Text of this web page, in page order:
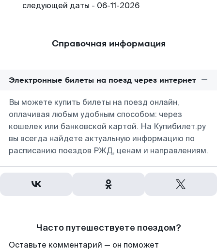
следующей даты - 06-11-2026
Справочная информация
Электронные билеты на поезд через интернет
Вы можете купить билеты на поезд онлайн,
оплачивая любым удобным способом: через
кошелек или банковской картой. На Купибилет.ру
вы всегда найдете актуальную информацию по
расписанию поездов РЖД, ценам и направлениям.
Часто путешествуете поездом?
Оставьте комментарий — он поможет